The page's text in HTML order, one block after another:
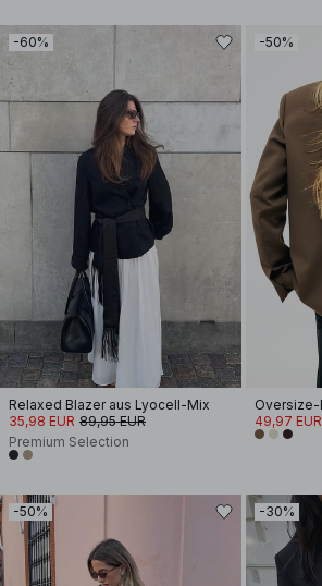
-60%
Relaxed Blazer aus Lyocell-Mix
35,98 EUR 89,95 EUR
Premium Selection
-50%
49,97 EUR
-50% -30%